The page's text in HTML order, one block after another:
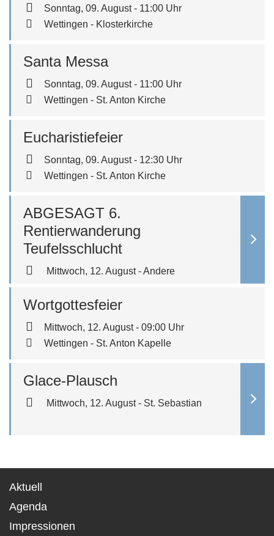
Sonntag, 09. August - 11:00 Uhr
Wettingen - Klosterkirche
Sonntag, 09. August - 11:00 Uhr
Wettingen - St. Anton Kirche
Santa Messa
Sonntag, 09. August - 12:30 Uhr
Wettingen - St. Anton Kirche
Eucharistiefeier
Mittwoch, 12. August - Andere
ABGESAGT 6.
Rentierwanderung
Teufelsschlucht
Mittwoch, 12. August - 09:00 Uhr
Wettingen - St. Anton Kapelle
Wortgottesfeier
Mittwoch, 12. August - St. Sebastian
Glace-Plausch
Aktuell
Agenda
Impressionen